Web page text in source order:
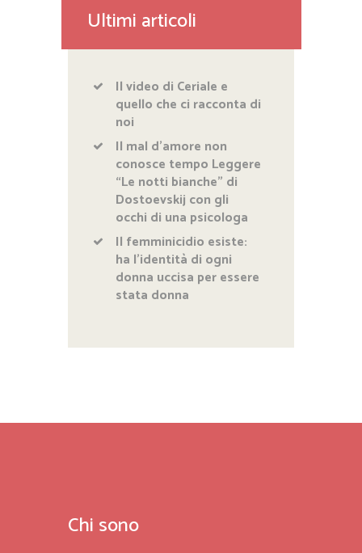
Ultimi articoli
Il video di Ceriale e
quello che ci racconta di
noi
Il mal d’amore non
conosce tempo Leggere
“Le notti bianche” di
Dostoevskij con gli
occhi di una psicologa
Il femminicidio esiste:
ha l’identità di ogni
donna uccisa per essere
stata donna
Chi sono